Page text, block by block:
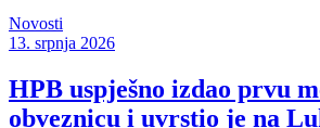
Novosti
13. srpnja 2026
HPB uspješno izdao prvu
obveznicu i uvrstio je na